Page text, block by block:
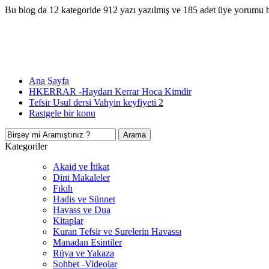
Bu blog da 12 kategoride 912 yazı yazılmış ve 185 adet üye yorumu
Ana Sayfa
HKERRAR -Haydarı Kerrar Hoca Kimdir
Tefsir Usul dersi Vahyin keyfiyeti 2
Rastgele bir konu
Kategoriler
Akaid ve İtikat
Dini Makaleler
Fıkıh
Hadis ve Sünnet
Havass ve Dua
Kitaplar
Kuran Tefsir ve Surelerin Havassı
Manadan Esintiler
Rüya ve Yakaza
Sohbet -Videolar